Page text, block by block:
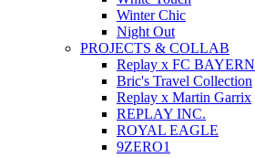
Winter Chic
Night Out
PROJECTS & COLLAB
Replay x FC BAYERN
Bric's Travel Collection
Replay x Martin Garrix
REPLAY INC.
ROYAL EAGLE
9ZERO1